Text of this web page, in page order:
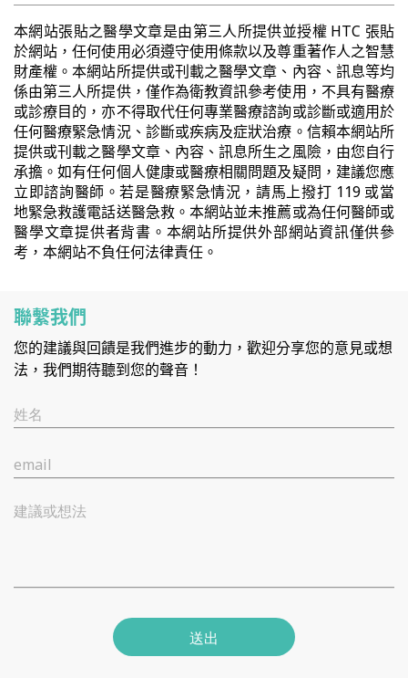
本網站張貼之醫學文章是由第三人所提供並授權 HTC 張貼
於網站，任何使用必須遵守使用條款以及尊重著作人之智慧
財產權。本網站所提供或刊載之醫學文章、內容、訊息等均
係由第三人所提供，僅作為衛教資訊參考使用，不具有醫療
或診療目的，亦不得取代任何專業醫療諮詢或診斷或適用於
任何醫療緊急情況、診斷或疾病及症狀治療。信賴本網站所
提供或刊載之醫學文章、內容、訊息所生之風險，由您自行
承擔。如有任何個人健康或醫療相關問題及疑問，建議您應
立即諮詢醫師。若是醫療緊急情況，請馬上撥打 119 或當
地緊急救護電話送醫急救。本網站並未推薦或為任何醫師或
醫學文章提供者背書。本網站所提供外部網站資訊僅供參
考，本網站不負任何法律責任。
聯繫我們
您的建議與回饋是我們進步的動力，歡迎分享您的意見或想
法，我們期待聽到您的聲音！
姓名
email
建議或想法
送出